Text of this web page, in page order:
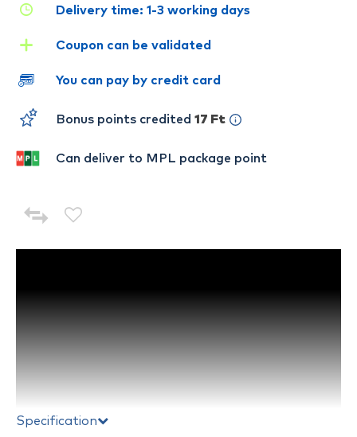
Specification
Delivery time: 1-3 working days
Coupon can be validated
You can pay by credit card
Bonus points credited 17 Ft
Can deliver to MPL package point